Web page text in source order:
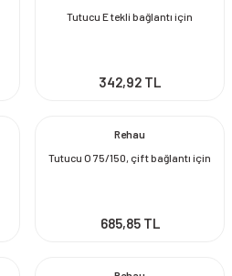
Tutucu E tekli bağlantı için
342,92 TL
Rehau
Tutucu O 75/150, çift bağlantı için
685,85 TL